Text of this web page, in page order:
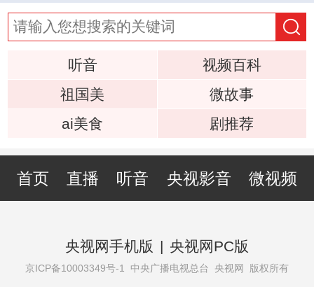
听音
视频百科
祖国美
微故事
ai美食
剧推荐
首页 直播 听音 央视影音 微视频
央视网手机版 | 央视网PC版
京ICP备10003349号-1 中央广播电视总台 央视网 版权所有